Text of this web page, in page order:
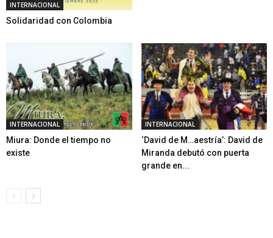
INTERNACIONAL
Solidaridad con Colombia
INTERNACIONAL
Miura: Donde el tiempo no
existe
INTERNACIONAL
‘David de M…aestría’: David de
Miranda debutó con puerta
grande en...